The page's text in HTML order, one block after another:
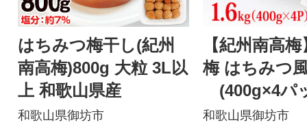
はちみつ梅干し(紀州
南高梅)800g 大粒 3L以
上 和歌山県産
和歌山県御坊市
【紀州南高
梅 はちみつ
(400g×4パ
り)、塩分約
和歌山県御坊市